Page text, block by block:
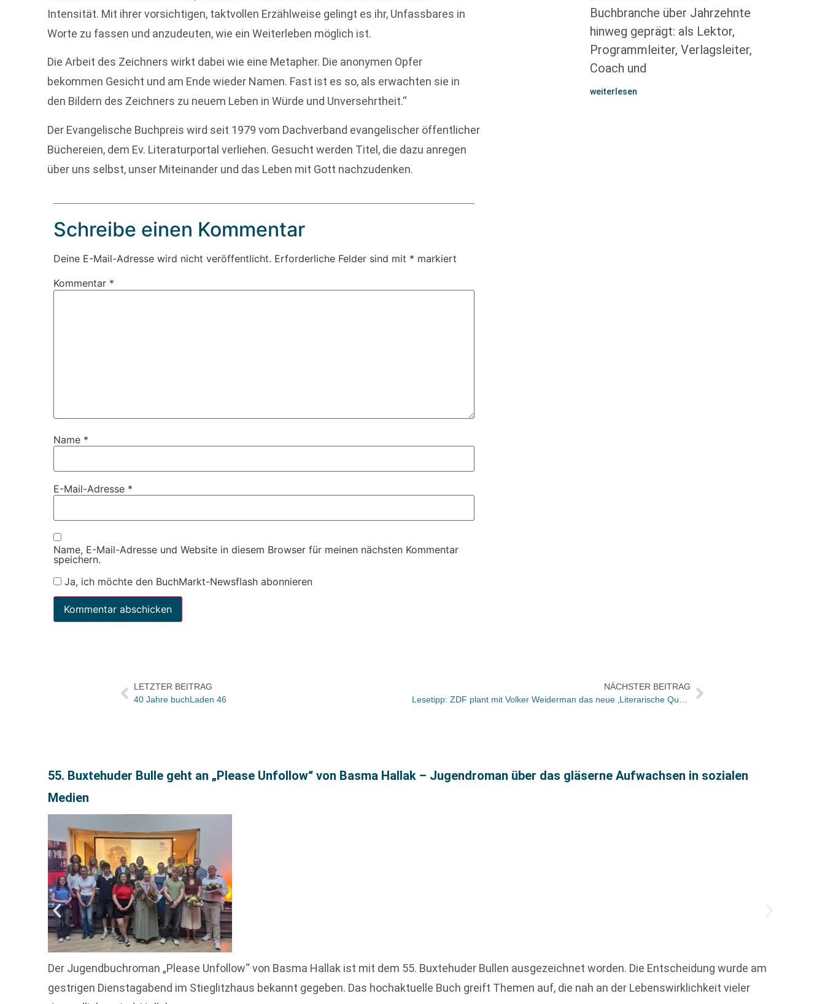
Intensität. Mit ihrer vorsichtigen, taktvollen Erzählweise gelingt es ihr, Unfassbares in
Worte zu fassen und anzudeuten, wie ein Weiterleben möglich ist.
Die Arbeit des Zeichners wirkt dabei wie eine Metapher. Die anonymen Opfer
bekommen Gesicht und am Ende wieder Namen. Fast ist es so, als erwachten sie in
den Bildern des Zeichners zu neuem Leben in Würde und Unversehrtheit.“
Der Evangelische Buchpreis wird seit 1979 vom Dachverband evangelischer öffentlicher
Büchereien, dem Ev. Literaturportal verliehen. Gesucht werden Titel, die dazu anregen
über uns selbst, unser Miteinander und das Leben mit Gott nachzudenken.
Schreibe einen Kommentar
Deine E-Mail-Adresse wird nicht veröffentlicht. Erforderliche Felder sind mit * markiert
Kommentar *
Name *
E-Mail-Adresse *
Name, E-Mail-Adresse und Website in diesem Browser für meinen nächsten Kommentar
speichern.
Ja, ich möchte den BuchMarkt-Newsflash abonnieren
Buchbranche über Jahrzehnte
hinweg geprägt: als Lektor,
Programmleiter, Verlagsleiter,
Coach und
weiterlesen
LETZTER BEITRAG
40 Jahre buchLaden 46
NÄCHSTER BEITRAG
55. Buxtehuder Bulle geht an „Please Unfollow“ von Basma Hallak – Jugendroman über das gläserne Aufwachsen in sozialen
Medien
Der Jugendbuchroman „Please Unfollow“ von Basma Hallak ist mit dem 55. Buxtehuder Bullen ausgezeichnet worden. Die Entscheidung wurde am
gestrigen Dienstagabend im Stieglitzhaus bekannt gegeben. Das hochaktuelle Buch greift Themen auf, die nah an der Lebenswirklichkeit vieler